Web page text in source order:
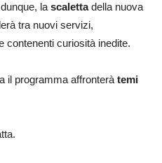
la scalettadella nuova
tra nuovi servizi,
contenenti curiosità inedite.
il programma affronterà temi